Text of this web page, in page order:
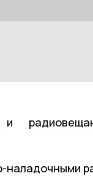
наладочными